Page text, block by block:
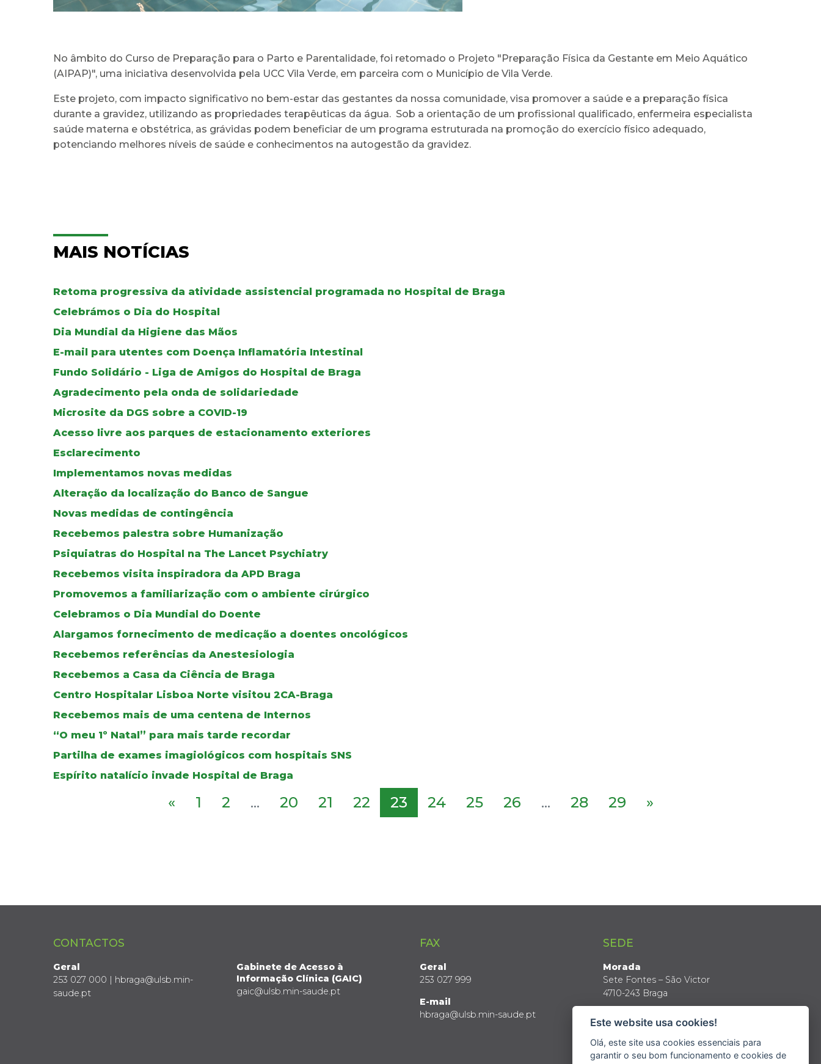
No âmbito do Curso de Preparação para o Parto e Parentalidade, foi retomado o Projeto "Preparação Física da Gestante em Meio Aquático
(AIPAP)", uma iniciativa desenvolvida pela UCC Vila Verde, em parceira com o Município de Vila Verde.
Este projeto, com impacto significativo no bem-estar das gestantes da nossa comunidade, visa promover a saúde e a preparação física
durante a gravidez, utilizando as propriedades terapêuticas da água. Sob a orientação de um profissional qualificado, enfermeira especialista
saúde materna e obstétrica, as grávidas podem beneficiar de um programa estruturada na promoção do exercício físico adequado,
potenciando melhores níveis de saúde e conhecimentos na autogestão da gravidez.
MAIS NOTÍCIAS
Retoma progressiva da atividade assistencial programada no Hospital de Braga
Celebrámos o Dia do Hospital
Dia Mundial da Higiene das Mãos
E-mail para utentes com Doença Inflamatória Intestinal
Fundo Solidário - Liga de Amigos do Hospital de Braga
Agradecimento pela onda de solidariedade
Microsite da DGS sobre a COVID-19
Acesso livre aos parques de estacionamento exteriores
Esclarecimento
Implementamos novas medidas
Alteração da localização do Banco de Sangue
Novas medidas de contingência
Recebemos palestra sobre Humanização
Psiquiatras do Hospital na The Lancet Psychiatry
Recebemos visita inspiradora da APD Braga
Promovemos a familiarização com o ambiente cirúrgico
Celebramos o Dia Mundial do Doente
Alargamos fornecimento de medicação a doentes oncológicos
Recebemos referências da Anestesiologia
Recebemos a Casa da Ciência de Braga
Centro Hospitalar Lisboa Norte visitou 2CA-Braga
Recebemos mais de uma centena de Internos
“O meu 1º Natal” para mais tarde recordar
Partilha de exames imagiológicos com hospitais SNS
Espírito natalício invade Hospital de Braga
« 1 2 ... 20 21 22 23 24 25 26 ... 28 29 »
CONTACTOS
Geral
253 027 000 | hbraga@ulsb.min-
saude.pt
Gabinete de Acesso à
Informação Clínica (GAIC)
gaic@ulsb.min-saude.pt
FAX
Geral
253 027 999
E-mail
hbraga@ulsb.min-saude.pt
SEDE
Morada
Sete Fontes – São Victor
4710-243 Braga
Latitude: 41º 34’ N
Longitude: 8º 24’ W
Este website usa cookies!
Olá, este site usa cookies essenciais para
garantir o seu bom funcionamento e cookies de